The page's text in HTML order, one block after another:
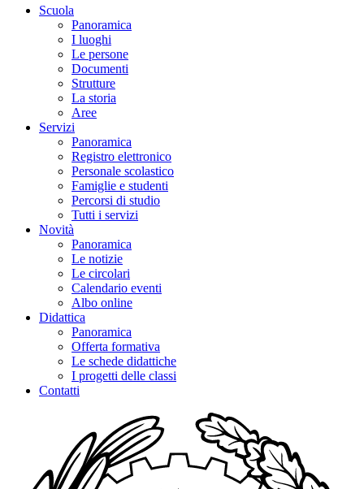
Scuola
Panoramica
I luoghi
Le persone
Documenti
Strutture
La storia
Aree
Servizi
Panoramica
Registro elettronico
Personale scolastico
Famiglie e studenti
Percorsi di studio
Tutti i servizi
Novità
Panoramica
Le notizie
Le circolari
Calendario eventi
Albo online
Didattica
Panoramica
Offerta formativa
Le schede didattiche
I progetti delle classi
Contatti